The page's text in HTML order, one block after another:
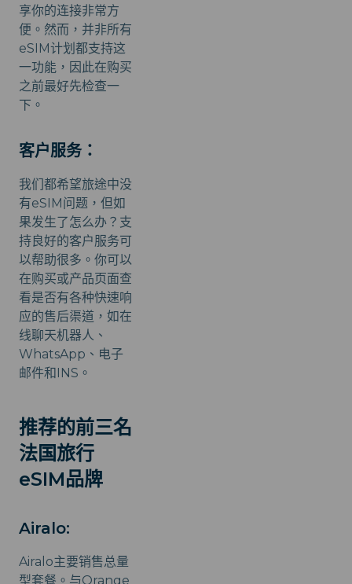
享你的连接非常方
便。然而，并非所有
eSIM计划都支持这
一功能，因此在购买
之前最好先检查一
下。
客户服务：
我们都希望旅途中没
有eSIM问题，但如
果发生了怎么办？支
持良好的客户服务可
以帮助很多。你可以
在购买或产品页面查
看是否有各种快速响
应的售后渠道，如在
线聊天机器人、
WhatsApp、电子
邮件和INS。
推荐的前三名
法国旅行
eSIM品牌
Airalo:
Airalo主要销售总量
型套餐。与Orange